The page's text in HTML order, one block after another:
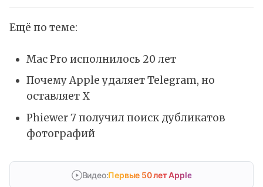
Ещё по теме:
Mac Pro исполнилось 20 лет
Почему Apple удаляет Telegram, но
оставляет X
Phiewer 7 получил поиск дубликатов
фотографий
Видео:Первые 50 лет Apple